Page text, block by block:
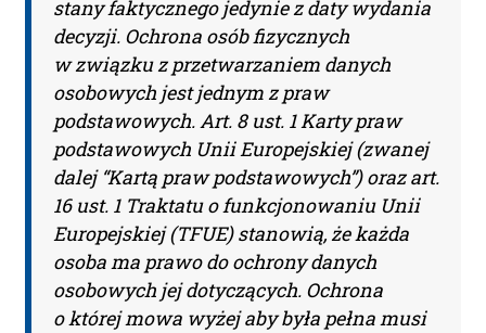
stany faktycznego jedynie z daty wydania
decyzji. Ochrona osób fizycznych
w związku z przetwarzaniem danych
osobowych jest jednym z praw
podstawowych. Art. 8 ust. 1 Karty praw
podstawowych Unii Europejskiej (zwanej
dalej “Kartą praw podstawowych”) oraz art.
16 ust. 1 Traktatu o funkcjonowaniu Unii
Europejskiej (TFUE) stanowią, że każda
osoba ma prawo do ochrony danych
osobowych jej dotyczących. Ochrona
o której mowa wyżej aby była pełna musi